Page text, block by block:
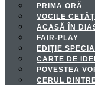
PRIMA ORĂ
VOCILE
ACASĂ ÎN
FAIR-PLAY
EDIȚIE
CARTE DE
POVESTEA
CERUL